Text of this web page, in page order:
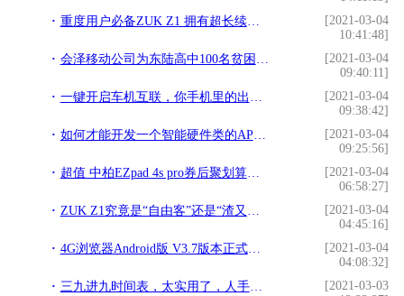
重度用户必备ZUK Z1 拥有超长续航能力的四大手机推荐!
[2021-03-04
10:41:48]
会泽移动公司为东陆高中100名贫困学生捐赠爱心助学手机，价值8万元!
[2021-03-04
09:40:11]
一键开启车机互联，你手机里的出行管家!
[2021-03-04
09:38:42]
如何才能开发一个智能硬件类的APP呢？!
[2021-03-04
09:25:56]
超值 中柏EZpad 4s pro券后聚划算仅829!
[2021-03-04
06:58:27]
ZUK Z1究竟是“自由客”还是“渣又卡”？!
[2021-03-04
04:45:16]
4G浏览器Android版 V3.7版本正式上线!
[2021-03-04
04:08:32]
三九进九时间表，太实用了，人手一份！!
[2021-03-03